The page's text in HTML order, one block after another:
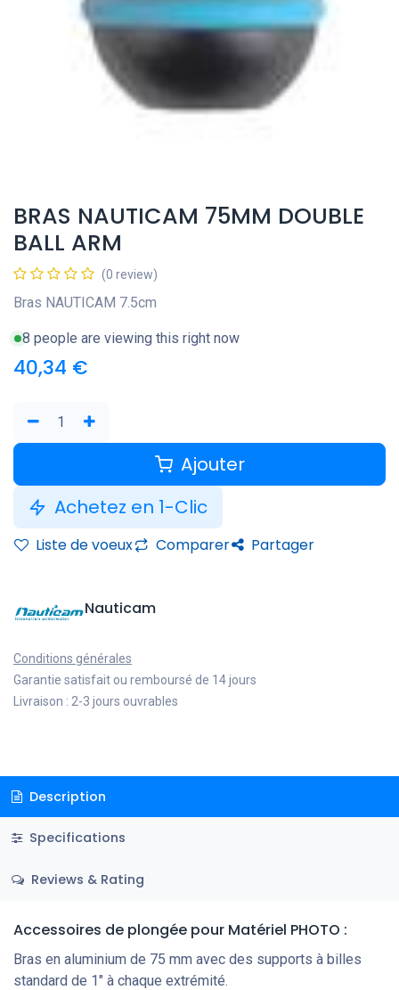
BRAS NAUTICAM 75MM DOUBLE
BALL ARM
(0 review)
Bras NAUTICAM 7.5cm
8 people are viewing this right now
40,34 €
Ajouter
Achetez en 1-Clic
Liste de voeux Comparer Partager
Nauticam
Conditions générales
Garantie satisfait ou remboursé de 14 jours
Livraison : 2-3 jours ouvrables
Description
Specifications
Reviews & Rating
Accessoires de plongée pour Matériel PHOTO :
Bras en aluminium de 75 mm avec des supports à billes
standard de 1" à chaque extrémité.